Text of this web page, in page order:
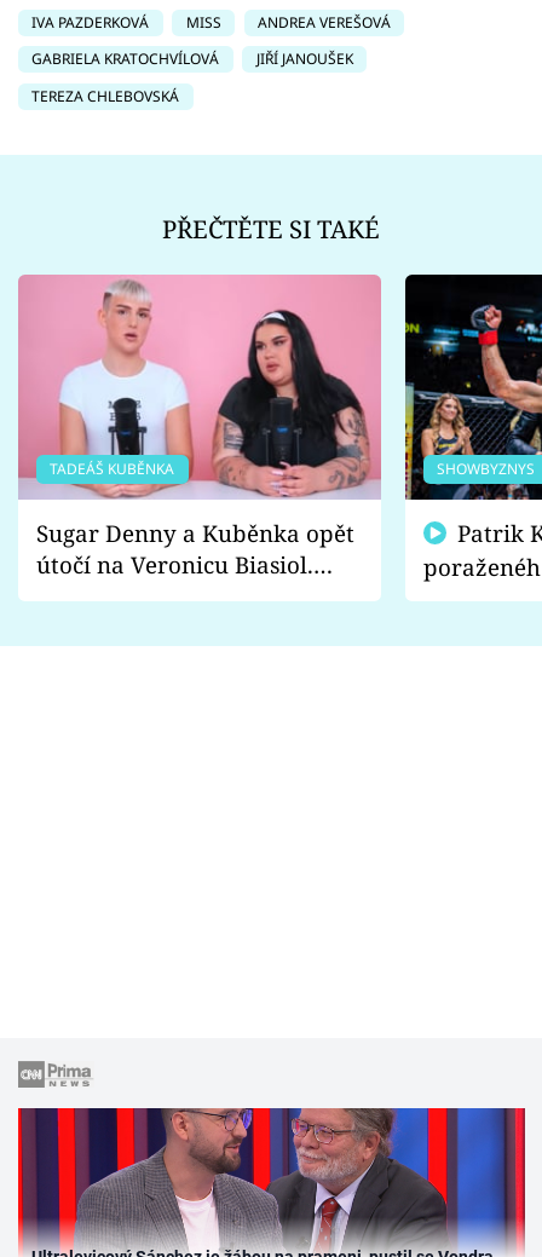
IVA PAZDERKOVÁ MISS
ANDREA VEREŠOVÁ
GABRIELA KRATOCHVÍLOVÁ
JIŘÍ JANOUŠEK
TEREZA CHLEBOVSKÁ
PŘEČTĚTE SI TAKÉ
TADEÁŠ KUBĚNKA
Sugar Denny a Kuběnka opět
útočí na Veronicu Biasiol.
Proč je podle nich falešná a
SHOWBYZNYS
fanoušci